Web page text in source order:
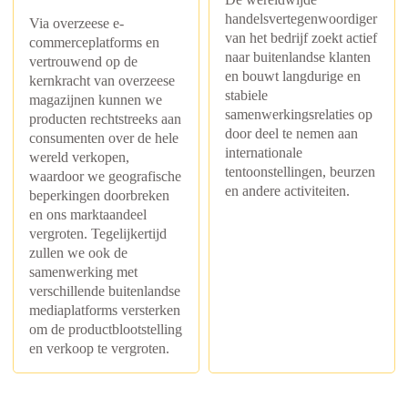
Via overzeese e-
commerceplatforms en
vertrouwend op de
kernkracht van overzeese
magazijnen kunnen we
producten rechtstreeks aan
consumenten over de hele
wereld verkopen,
waardoor we geografische
beperkingen doorbreken
en ons marktaandeel
vergroten. Tegelijkertijd
zullen we ook de
samenwerking met
verschillende buitenlandse
mediaplatforms versterken
om de productblootstelling
en verkoop te vergroten.
handelsvertegenwoordiger
van het bedrijf zoekt actief
naar buitenlandse klanten
en bouwt langdurige en
stabiele
samenwerkingsrelaties op
door deel te nemen aan
internationale
tentoonstellingen, beurzen
en andere activiteiten.